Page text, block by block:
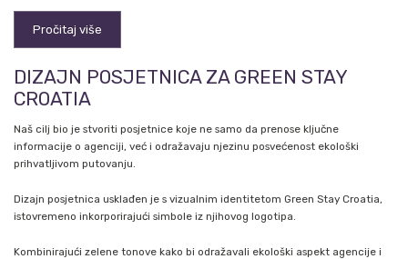
Pročitaj više
DIZAJN POSJETNICA ZA GREEN STAY
CROATIA
Naš cilj bio je stvoriti posjetnice koje ne samo da prenose ključne
informacije o agenciji, već i odražavaju njezinu posvećenost ekološki
prihvatljivom putovanju.
Dizajn posjetnica usklađen je s vizualnim identitetom Green Stay Croatia,
istovremeno inkorporirajući simbole iz njihovog logotipa.
Kombinirajući zelene tonove kako bi odražavali ekološki aspekt agencije i